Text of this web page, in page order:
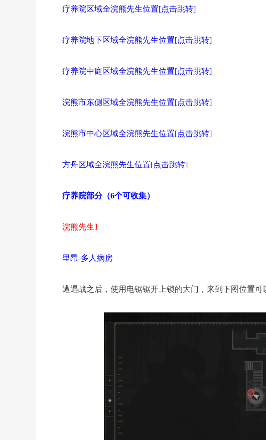
疗养院区域全浣熊先生位置[点击跳转]
疗养院地下区域全浣熊先生位置[点击跳转]
疗养院中庭区域全浣熊先生位置[点击跳转]
浣熊市东侧区域全浣熊先生位置[点击跳转]
浣熊市中心区域全浣熊先生位置[点击跳转]
方舟区域全浣熊先生位置[点击跳转]
疗养院部分（6个可收集）
浣熊先生1
里昂-多人病房
遭遇战之后，使用电锯锯开上锁的大门，来到下图位置可